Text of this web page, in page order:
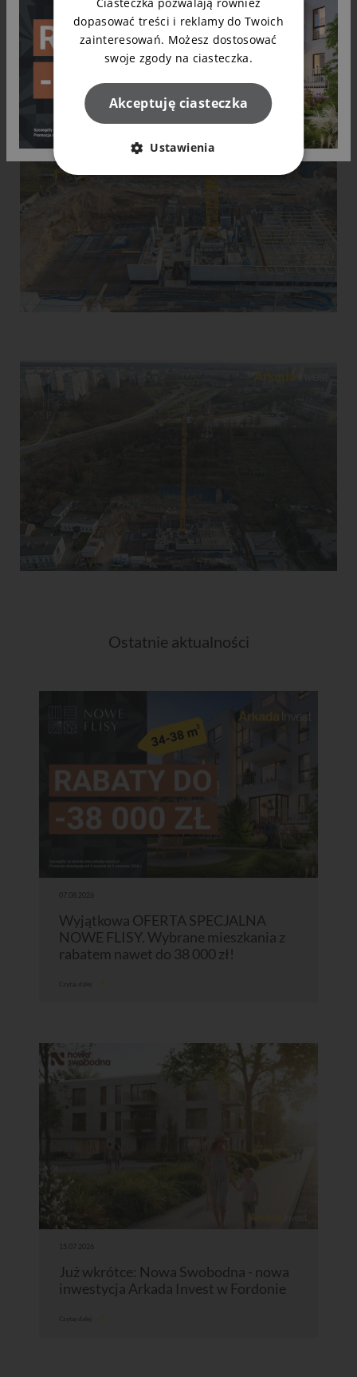
Ostatnie aktualności
07.08.2026
Wyjątkowa OFERTA SPECJALNA
NOWE FLISY. Wybrane mieszkania z
rabatem nawet do 38 000 zł!
15.07.2026
Już wkrótce: Nowa Swobodna - nowa
inwestycja Arkada Invest w Fordonie
dopasować treści i reklamy do Twoich
zainteresowań. Możesz dostosować
swoje zgody na ciasteczka.
Akceptuję ciasteczka
Ustawienia